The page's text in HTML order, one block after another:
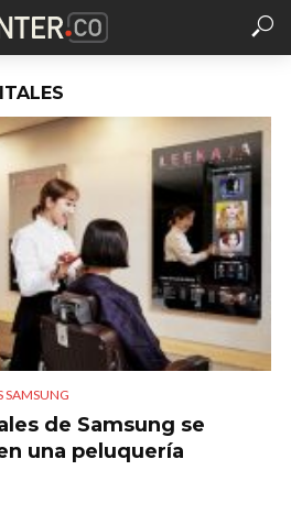
SAMSUNG
de Samsung se
una peluquería